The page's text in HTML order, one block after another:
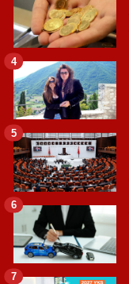
4
5
6
7